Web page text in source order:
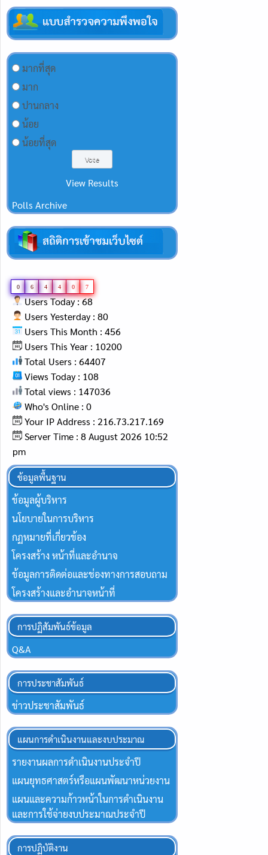
มากที่สุด
มาก
ปานกลาง
น้อย
น้อยที่สุด
View Results
Polls Archive
0 6 4 4 0 7
Users Today : 68
Users Yesterday : 80
Users This Month : 456
Users This Year : 10200
Total Users : 64407
Views Today : 108
Total views : 147036
Who's Online : 0
Your IP Address : 216.73.217.169
Server Time : 8 August 2026 10:52
pm
ข้อมูลพื้นฐาน
ข้อมูลผู้บริหาร
นโยบายในการบริหาร
กฏหมายที่เกี่ยวข้อง
โครงสร้าง หน้าที่และอำนาจ
ข้อมูลการติดต่อและช่องทางการสอบถาม
โครงสร้างและอำนาจหน้าที่
การปฏิสัมพันธ์ข้อมูล
Q&A
การประชาสัมพันธ์
ข่าวประชาสัมพันธ์
แผนการดำเนินงานและงบประมาณ
รายงานผลการดำเนินงานประจำปี
แผนยุทธศาสตร์หรือแผนพัฒนาหน่วยงาน
แผนและความก้าวหน้าในการดำเนินงาน
และการใช้จ่ายงบประมาณประจำปี
การปฏิบัติงาน